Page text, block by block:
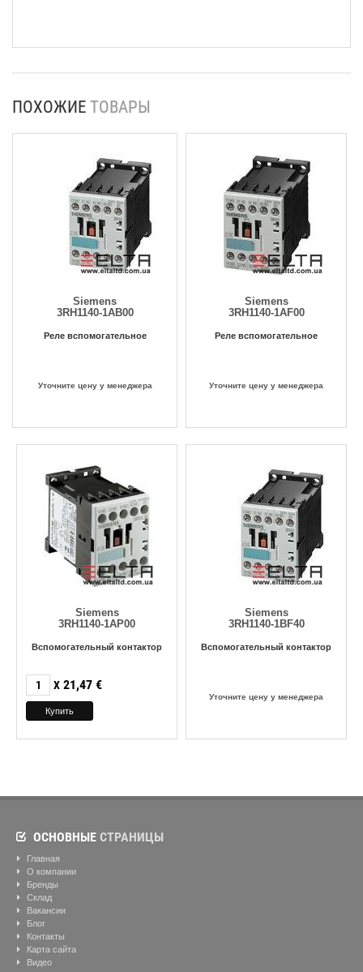
ПОХОЖИЕ ТОВАРЫ
Siemens
3RH1140-1AB00
Реле вспомогательное
Уточните цену у менеджера
Siemens
3RH1140-1AF00
Реле вспомогательное
Уточните цену у менеджера
Siemens
3RH1140-1AP00
Вспомогательный контактор
X 21,47 €
Siemens
3RH1140-1BF40
Вспомогательный контактор
Уточните цену у менеджера
ОСНОВНЫЕ СТРАНИЦЫ
Главная
О компании
Бренды
Склад
Вакансии
Блог
Контакты
Карта сайта
Видео